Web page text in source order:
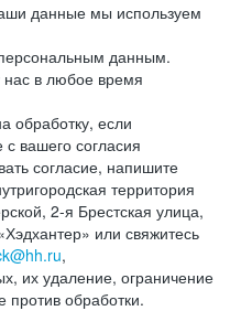
данные мы используем
данным.
нас в любое время
обработку, если
вашего согласия
согласие, напишите
территория
2-я Брестская улица,
или свяжитесь
,
их удаление, ограничение
против обработки.